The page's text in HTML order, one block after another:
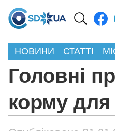
НОВИНИ СТАТТІ
Головні
корму для